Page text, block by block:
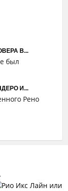
В...
был
И...
Рено